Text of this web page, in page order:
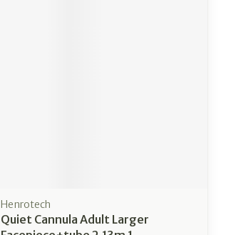
Henrotech
Quiet Cannula Adult Larger